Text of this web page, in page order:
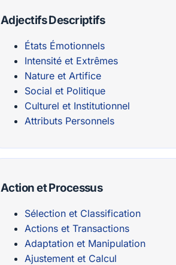
Adjectifs Descriptifs
États Émotionnels
Intensité et Extrêmes
Nature et Artifice
Social et Politique
Culturel et Institutionnel
Attributs Personnels
Action et Processus
Sélection et Classification
Actions et Transactions
Adaptation et Manipulation
Ajustement et Calcul